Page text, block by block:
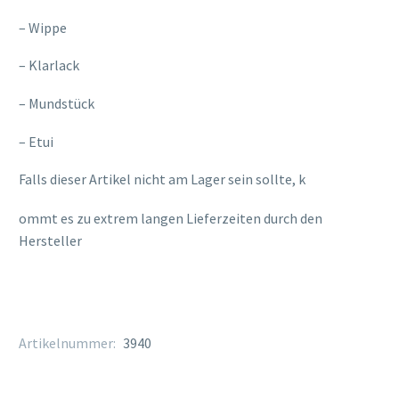
– Wippe
– Klarlack
– Mundstück
– Etui
Falls dieser Artikel nicht am Lager sein sollte, k
osteopathe-nyon-cabinet-monney
ommt es zu extrem langen Lieferzeiten durch den
Hersteller
Artikelnummer: 3940